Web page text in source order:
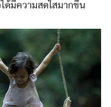
ด้มีความสดใสมากขึ้น